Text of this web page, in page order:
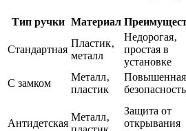
Тип ручки Материал
Стандартная
Пластик‚
металл
Недорогая‚
простая в
установке
С замком
Металл‚
пластик
Повышенная
безопасность
Антидетская
Металл‚
Защита от
открывания